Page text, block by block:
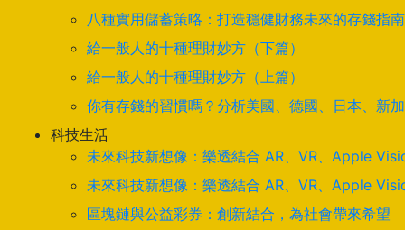
八種實用儲蓄策略：打造穩健財務未來的存錢指南
給一般人的十種理財妙方（下篇）
給一般人的十種理財妙方（上篇）
你有存錢的習慣嗎？分析美國、德國、日本、新
科技生活
未來科技新想像：樂透結合 AR、VR、Apple
未來科技新想像：樂透結合 AR、VR、Apple
區塊鏈與公益彩券：創新結合，為社會帶來希望